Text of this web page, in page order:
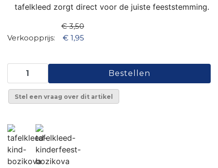
tafelkleed zorgt direct voor de juiste feeststemming.
€ 3,50
Verkoopprijs:
€ 1,95
Stel een vraag over dit artikel